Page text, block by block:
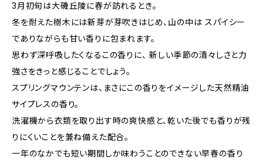
3月初旬は大磯丘陵に春が訪れるとき。
冬を耐えた樹木には新芽が芽吹きはじめ、山の中は スパイシー
でありながらも甘い香りに包まれます。
思わず深呼吸したくなるこの香りに、 新しい季節の清々しさと力
強さをきっと感じることでしょう。
スプリングマウンテンは、まさにこの香りをイメージした天然精油
サイプレスの香り。
洗濯機から衣類を取り出す時の爽快感と、乾いた後でも香りが残
りにくいことを兼ね備えた配合。
一年のなかでも短い期間しか味わうことのできない早春の香り